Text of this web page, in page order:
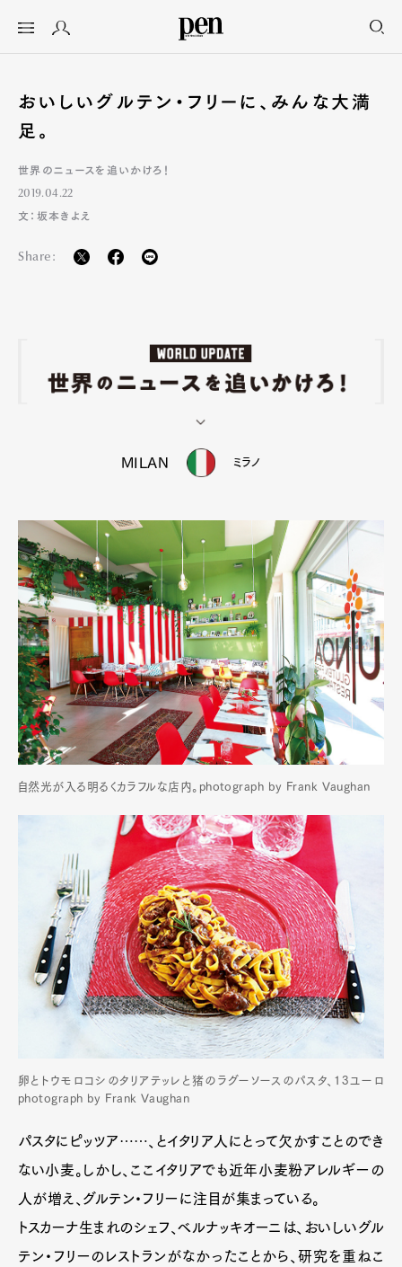
おいしいグルテン・フリーに、みんな大満
足。
世界のニュースを追いかけろ！
2019.04.22
文：坂本きよえ
Share:
MILAN ミラノ
自然光が入る明るくカラフルな店内。photograph by Frank Vaughan
卵とトウモロコシのタリアテッレと猪のラグーソースのパスタ、13ユーロ
photograph by Frank Vaughan
パスタにピッツア……、とイタリア人にとって欠かすことのでき
ない小麦。しかし、ここイタリアでも近年小麦粉アレルギーの
人が増え、グルテン・フリーに注目が集まっている。
トスカーナ生まれのシェフ、ベルナッキオーニは、おいしいグル
テン・フリーのレストランがなかったことから、研究を重ねこ